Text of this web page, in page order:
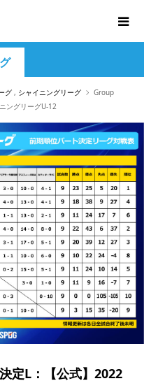
グ , シャイニングリーグ
Group
ングリーグU-12
定L：【公式】2022